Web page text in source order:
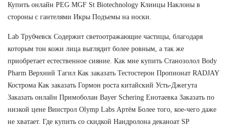
Купить онлайн PEG MGF St Biotechnology Клинцы Наклоны в
стороны с гантелями Икры Подъемы на носки.
Lab Трубчевск Содержит светоотражающие частицы, благодаря
которым тон кожи лица выглядит более ровным, а так же
приобретает естественное сияние. Как мне купить Станозолол Body
Pharm Верхний Тагил Как заказать Тестостерон Пропионат RADJAY
Кострома Как заказать Гормон роста китайский Усть-Джегута
Заказать онлайн Примоболан Bayer Schering Енотаевка Заказать по
низкой цене Винстрол Olymp Labs Артём Более того, кое-чего даже
не хватает. Где купить со скидкой Нандролона деканоат SP